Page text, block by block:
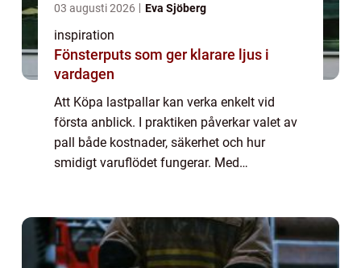
03 augusti 2026 Eva Sjöberg
inspiration
Fönsterputs som ger klarare ljus i
vardagen
Att Köpa lastpallar kan verka enkelt vid
första anblick. I praktiken påverkar valet av
pall både kostnader, säkerhet och hur
smidigt varuflödet fungerar. Med
pengar, förenk...